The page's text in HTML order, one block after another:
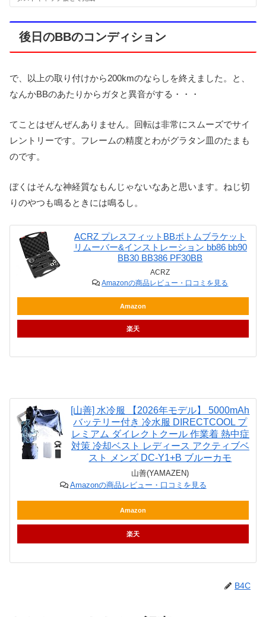
後日のBBのコンディション
で、以上の取り付けから200kmのならしを終えました。と、
なんかBBのあたりからガタと異音がする・・・
てことはぜんぜんありません。回転は非常にスムーズでサイ
レントリーです。フレームの精度とわがグラタン皿のたまも
のです。
ぼくはそんな神経質なもんじゃないなあと思います。ねじ切
りのやつも鳴るときには鳴るし。
ACRZ プレスフィットBBボトムブラケット
リムーバー&インストレーション bb86 bb90
BB30 BB386 PF30BB
ACRZ
Amazonの商品レビュー・口コミを見る
Amazon
楽天
[山善] 水冷服 【2026年モデル】 5000mAh
バッテリー付き 冷水服 DIRECTCOOL プ
レミアム ダイレクトクール 作業着 熱中症
対策 冷却ベスト レディース アクティブベ
スト メンズ DC-Y1+B ブルーカモ
山善(YAMAZEN)
Amazonの商品レビュー・口コミを見る
Amazon
楽天
B4C